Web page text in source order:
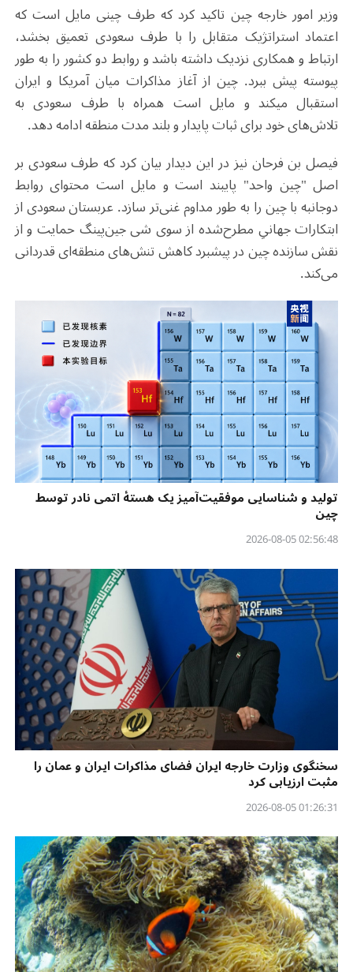
وزیر امور خارجه چین تاکید کرد که طرف چینی مایل است که
اعتماد استراتژیک متقابل را با طرف سعودی تعمیق بخشد،
ارتباط و همکاری نزدیک داشته باشد و روابط دو کشور را به طور
پیوسته پیش ببرد. چین از آغاز مذاکرات میان آمریکا و ایران
استقبال می‎کند و مایل است همراه با طرف سعودی به
تلاش‌های خود برای ثبات پایدار و بلند مدت منطقه ادامه دهد.
فیصل بن فرحان نیز در این دیدار بیان کرد که طرف سعودی بر
اصل "چین واحد" پایبند است و مایل است محتوای روابط
دوجانبه با چین را به طور مداوم غنی‌تر سازد. عربستان سعودی از
ابتکارات جهانیِ مطرح‌شده از سوی شی جین‌پینگ حمایت و از
نقش سازنده چین در پیشبرد کاهش تنش‌های منطقه‌ای قدردانی
می‌کند.
تولید و شناسایی موفقیت‌آمیز یک هستهٔ اتمی نادر توسط
چین
02:56:48 2026-08-05
سخنگوی وزارت خارجه ایران فضای مذاکرات ایران و عمان را
مثبت ارزیابی کرد
01:26:31 2026-08-05